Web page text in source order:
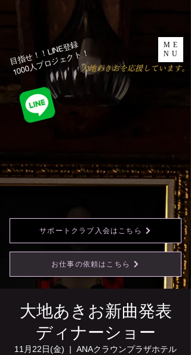
ME
NU
​大地あきおを応援しています。
目指せ！！LINE登録
1000人プロジェクト！​
お仕事の依頼はこちら
サポートクラブ入会はこちら
大地あきお新曲発表
ディナーショー
11月22日(金)
  |
ANAクラウンプラザホテル